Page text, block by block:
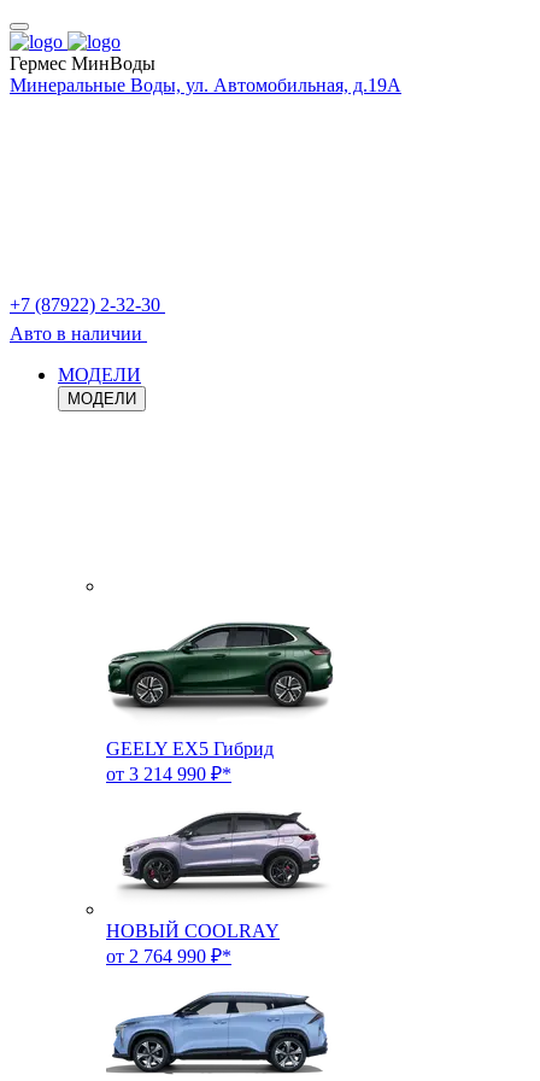
Гермес МинВоды
Минеральные Воды, ул. Автомобильная, д.19А
+7 (87922) 2-32-30
Авто в наличии
МОДЕЛИ
МОДЕЛИ
GEELY EX5 Гибрид
от 3 214 990 ₽*
НОВЫЙ COOLRAY
от 2 764 990 ₽*